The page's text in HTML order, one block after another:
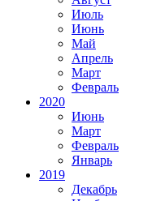
Июль
Июнь
Май
Апрель
Март
Февраль
2020
Июнь
Март
Февраль
Январь
2019
Декабрь